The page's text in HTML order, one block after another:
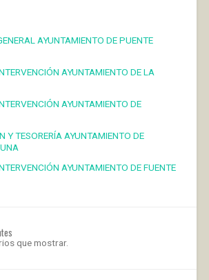
AYUNTAMIENTO DE PUENTE
AYUNTAMIENTO DE LA
AYUNTAMIENTO DE
Y TESORERÍA AYUNTAMIENTO DE
AYUNTAMIENTO DE FUENTE
que mostrar.